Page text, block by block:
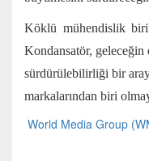
Köklü mühendislik
Kondansatör,
sürdürülebilirliği bir
markalarından biri
World Media Group